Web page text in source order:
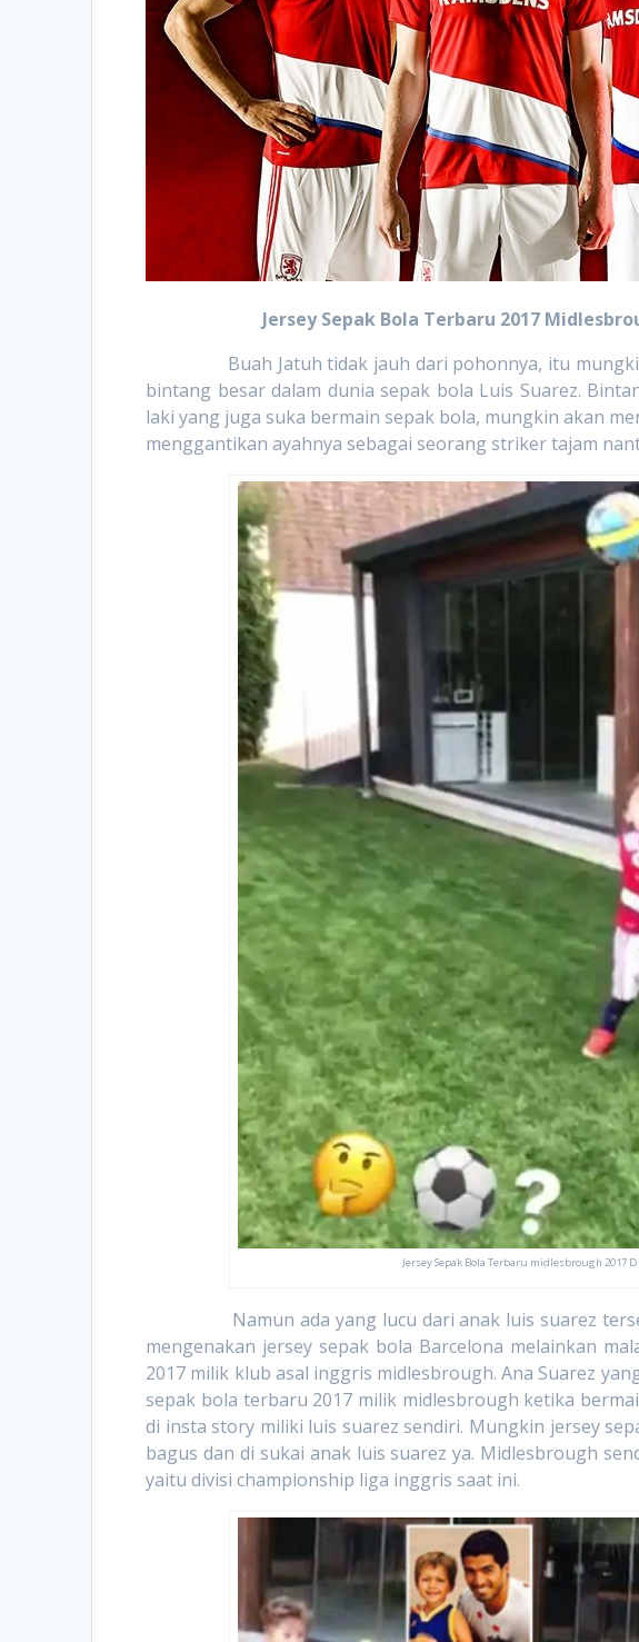
Jersey Sepak Bola Terbaru 2017
Buah Jatuh tidak jauh dari pohonnya, itu mungkin
bintang besar dalam dunia sepak bola Luis Suarez.
laki yang juga suka bermain sepak bola, mungkin akan
menggantikan ayahnya sebagai seorang striker tajam
Jersey Sepak Bola Terbaru midlesbrough 2017
Namun ada yang lucu dari anak luis suarez
mengenakan jersey sepak bola Barcelona melainkan
2017 milik klub asal inggris midlesbrough. Ana Suarez
sepak bola terbaru 2017 milik midlesbrough ketika
di insta story miliki luis suarez sendiri. Mungkin jersey
bagus dan di sukai anak luis suarez ya. Midlesbrough
yaitu divisi championship liga inggris saat ini.